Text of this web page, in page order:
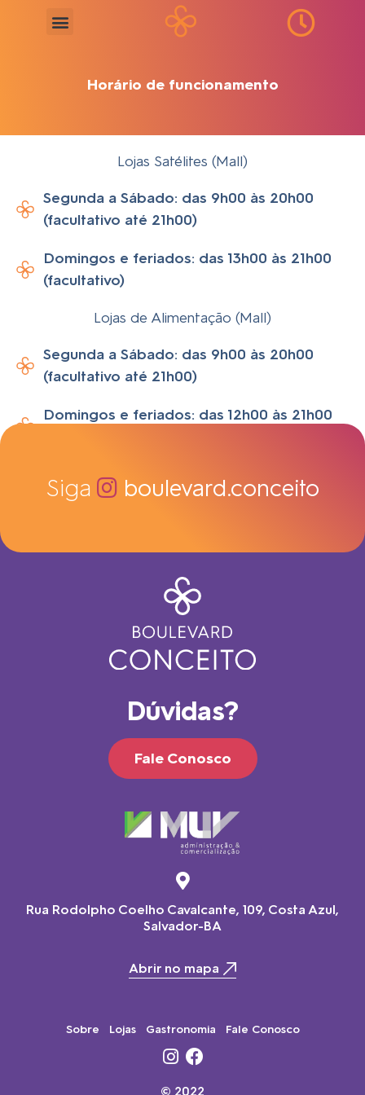
Horário de funcionamento
Lojas Satélites (Mall)
Segunda a Sábado: das 9h00 às 20h00
(facultativo até 21h00)
Domingos e feriados: das 13h00 às 21h00
(facultativo)
Lojas de Alimentação (Mall)
Segunda a Sábado: das 9h00 às 20h00
(facultativo até 21h00)
Domingos e feriados: das 12h00 às 21h00
Siga boulevard.conceito
Dúvidas?
Fale Conosco
Rua Rodolpho Coelho Cavalcante, 109, Costa Azul,
Salvador-BA
Abrir no mapa
© 2022
Sobre Lojas Gastronomia Fale Conosco